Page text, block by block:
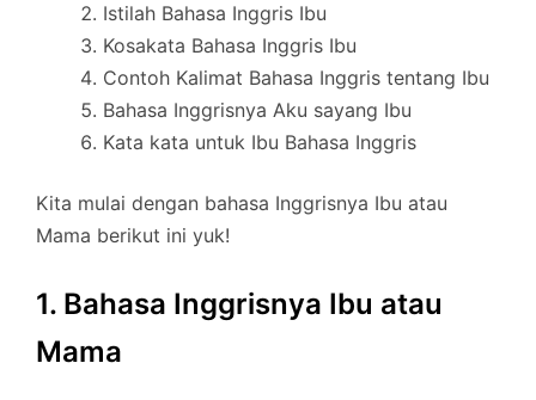
Istilah Bahasa Inggris Ibu
Kosakata Bahasa Inggris Ibu
Contoh Kalimat Bahasa Inggris tentang Ibu
Bahasa Inggrisnya Aku sayang Ibu
Kata kata untuk Ibu Bahasa Inggris
Kita mulai dengan bahasa Inggrisnya Ibu atau
Mama berikut ini yuk!
1. Bahasa Inggrisnya Ibu atau
Mama